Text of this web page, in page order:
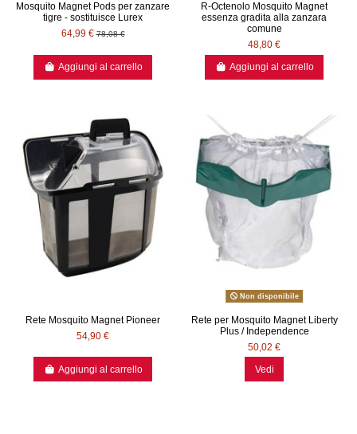
Mosquito Magnet Pods per zanzare
tigre - sostituisce Lurex
64,99 €78,08 €
Aggiungi al carrello
R-Octenolo Mosquito Magnet
essenza gradita alla zanzara
comune
48,80 €
Aggiungi al carrello
Rete Mosquito Magnet Pioneer
54,90 €
Aggiungi al carrello
Non disponibile
Rete per Mosquito Magnet Liberty
Plus / Independence
50,02 €
Vedi